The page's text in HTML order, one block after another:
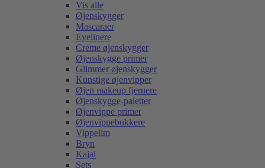
Vis alle
Øjenskygger
Mascaraer
Eyelinere
Creme øjenskygger
Øjenskygge primer
Glimmer øjenskygger
Kunstige øjenvipper
Øjen makeup fjernere
Øjenskygge-paletter
Øjenvippe primer
Øjenvippebukkere
Vippelim
Bryn
Kajal
Sets